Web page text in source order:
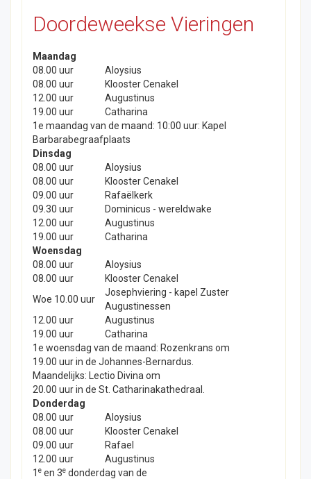
Doordeweekse Vieringen
Maandag
08.00 uur
Aloysius
08.00 uur
Klooster Cenakel
12.00 uur
Augustinus
19.00 uur
Catharina
1e maandag van de maand: 10:00 uur: Kapel
Barbarabegraafplaats
Dinsdag
08.00 uur
Aloysius
08.00 uur
Klooster Cenakel
09.00 uur
Rafaëlkerk
09.30 uur
Dominicus - wereldwake
12.00 uur
Augustinus
19.00 uur
Catharina
Woensdag
08.00 uur
Aloysius
08.00 uur
Klooster Cenakel
Woe 10.00 uur
Josephviering - kapel Zuster
Augustinessen
12.00 uur
Augustinus
19.00 uur
Catharina
1e woensdag van de maand: Rozenkrans om
19.00 uur in de Johannes-Bernardus.
Maandelijks: Lectio Divina om
20.00 uur in de St. Catharinakathedraal.
Donderdag
08.00 uur
Aloysius
08.00 uur
Klooster Cenakel
09.00 uur
Rafael
12.00 uur
Augustinus
1 e en 3e donderdag van de